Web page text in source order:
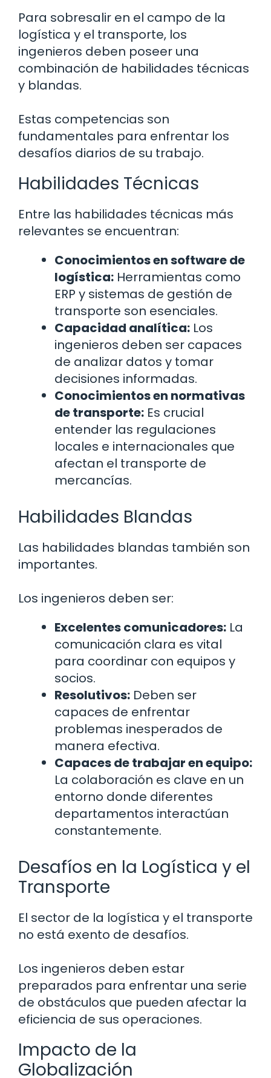
Para sobresalir en el campo de la
logística y el transporte, los
ingenieros deben poseer una
combinación de habilidades técnicas
y blandas.
Estas competencias son
fundamentales para enfrentar los
desafíos diarios de su trabajo.
Habilidades Técnicas
Entre las habilidades técnicas más
relevantes se encuentran:
Conocimientos en software de
logística: Herramientas como
ERP y sistemas de gestión de
transporte son esenciales.
Capacidad analítica: Los
ingenieros deben ser capaces
de analizar datos y tomar
decisiones informadas.
Conocimientos en normativas
de transporte: Es crucial
entender las regulaciones
locales e internacionales que
afectan el transporte de
mercancías.
Habilidades Blandas
Las habilidades blandas también son
importantes.
Los ingenieros deben ser:
Excelentes comunicadores: La
comunicación clara es vital
para coordinar con equipos y
socios.
Resolutivos: Deben ser
capaces de enfrentar
problemas inesperados de
manera efectiva.
Capaces de trabajar en equipo:
La colaboración es clave en un
entorno donde diferentes
departamentos interactúan
constantemente.
Desafíos en la Logística y el
Transporte
El sector de la logística y el transporte
no está exento de desafíos.
Los ingenieros deben estar
preparados para enfrentar una serie
de obstáculos que pueden afectar la
eficiencia de sus operaciones.
Impacto de la
Globalización